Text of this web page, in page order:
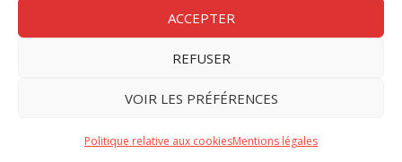
ACCEPTER
REFUSER
VOIR LES PRÉFÉRENCES
Politique relative aux cookiesMentions légales
Nous contacter